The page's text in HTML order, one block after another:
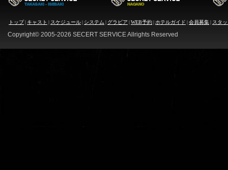
トップ| キャスト | スケジュール| システム | グラビア |WEB予約| ホテルガイド |会員募集| スタ
Copyright© 2005-2026 SECERT SERVICE Allrights Reserved